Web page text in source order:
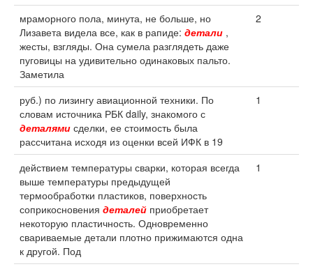
мраморного пола, минута, не больше, но
Лизавета видела все, как в рапиде: детали ,
жесты, взгляды. Она сумела разглядеть даже
пуговицы на удивительно одинаковых пальто.
Заметила
2
руб.) по лизингу авиационной техники. По
словам источника РБК daily, знакомого с
деталями сделки, ее стоимость была
рассчитана исходя из оценки всей ИФК в 19
1
действием температуры сварки, которая всегда
выше температуры предыдущей
термообработки пластиков, поверхность
соприкосновения деталей приобретает
некоторую пластичность. Одновременно
свариваемые детали плотно прижимаются одна
к другой. Под
1